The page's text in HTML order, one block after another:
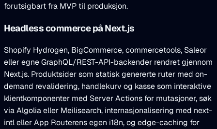
forutsigbart fra MVP til produksjon.
Headless commerce på Next.js
Shopify Hydrogen, BigCommerce, commercetools, Saleor
eller egne GraphQL/REST-API-backender rendret gjennom
Next.js. Produktsider som statisk genererte ruter med on-
demand revalidering, handlekurv og kasse som interaktive
klientkomponenter med Server Actions for mutasjoner, søk
via Algolia eller Meilisearch, internasjonalisering med next-
intl eller App Routerens egen i18n, og edge-caching for